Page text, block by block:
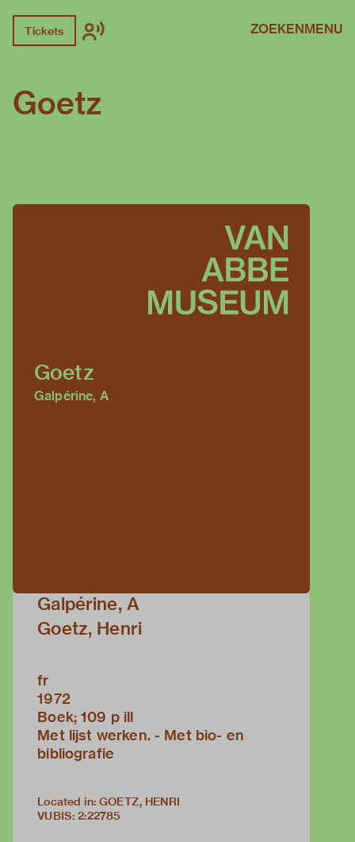
Tickets ZOEKENMENU
Goetz
Goetz
Galpérine, A
Galpérine, A
Goetz, Henri
fr
1972
Boek; 109 p ill
Met lijst werken. - Met bio- en
bibliografie
Located in: GOETZ, HENRI
VUBIS: 2:22785